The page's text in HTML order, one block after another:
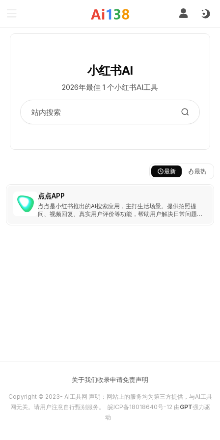
小红书AI
2026年最佳 1 个小红书AI工具
最新 最热
点点APP
点点是小红书推出的AI搜索应用，主打生活场景。提供拍照提
问、视频回复、真实用户评价等功能，帮助用户解决日常问题，
关于我们收录申请免责声明
Copyright © 2023- AI工具网 声明：网站上的服务均为第三方提供，与AI工具
网无关。请用户注意自行甄别服务。 皖ICP备18018640号-12 由GPT强力驱
动